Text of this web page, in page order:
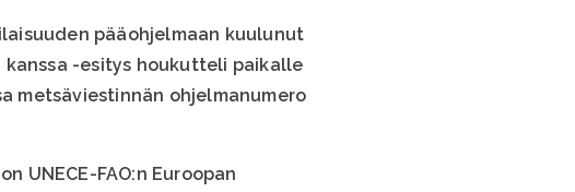
pääohjelmaan kuulunut
kanssa -esitys houkutteli paikalle
metsäviestinnän ohjelmanumero
UNECE-FAO:n Euroopan